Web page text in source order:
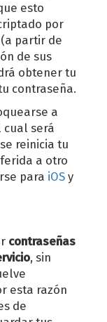
esto
por
partir de
de sus
obtener tu
contraseña.
a
cual será
reinicia tu
a otro
para iOS y
contraseñas
, sin
esta razón
de